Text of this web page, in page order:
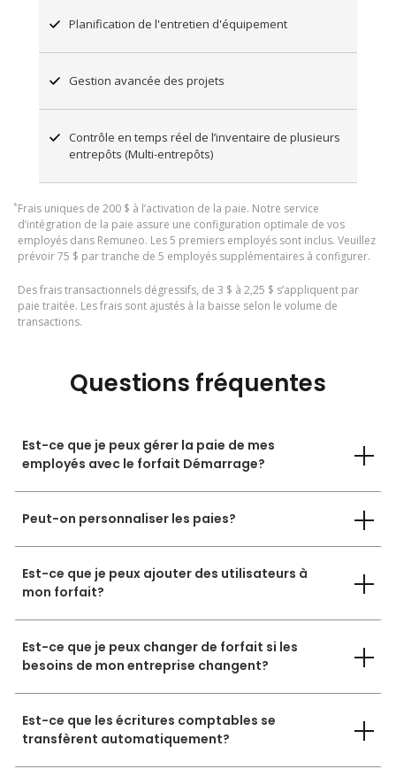
Planification de l'entretien d'équipement
Gestion avancée des projets
Contrôle en temps réel de l’inventaire de plusieurs
entrepôts (Multi-entrepôts)
*Frais uniques de 200 $ à l’activation de la paie. Notre service
d’intégration de la paie assure une configuration optimale de vos
employés dans Remuneo. Les 5 premiers employés sont inclus. Veuillez
prévoir 75 $ par tranche de 5 employés supplémentaires à configurer.
Des frais transactionnels dégressifs, de 3 $ à 2,25 $ s’appliquent par
paie traitée. Les frais sont ajustés à la baisse selon le volume de
transactions.
Questions fréquentes
Est-ce que je peux gérer la paie de mes
employés avec le forfait Démarrage?
Peut-on personnaliser les paies?
Est-ce que je peux ajouter des utilisateurs à
mon forfait?
Est-ce que je peux changer de forfait si les
besoins de mon entreprise changent?
Est-ce que les écritures comptables se
transfèrent automatiquement?